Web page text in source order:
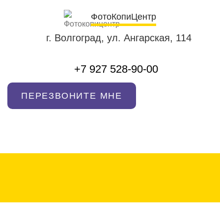
ФотоКопиЦентр
г. Волгоград, ул. Ангарская, 114
+7 927 528-90-00
ПЕРЕЗВОНИТЕ МНЕ